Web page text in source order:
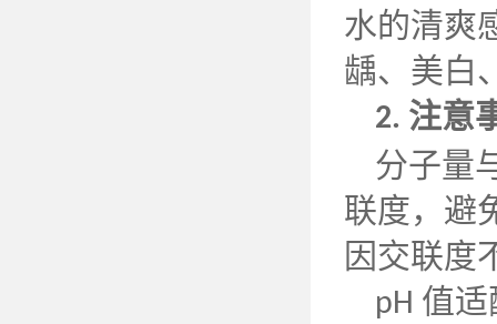
水的清爽
龋、美白
2. 注意
分子量
联度，避
因交联度
pH 值适